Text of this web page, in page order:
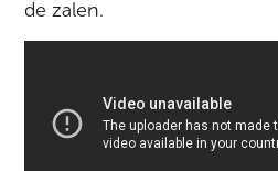
de zalen.